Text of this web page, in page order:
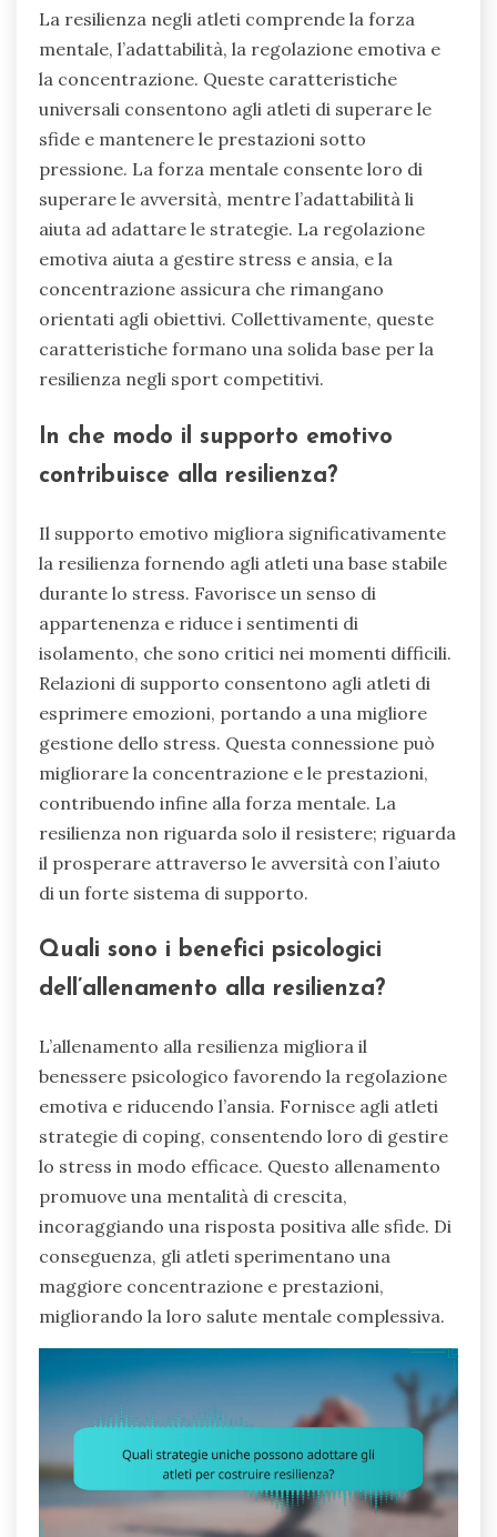
La resilienza negli atleti comprende la forza
mentale, l’adattabilità, la regolazione emotiva e
la concentrazione. Queste caratteristiche
universali consentono agli atleti di superare le
sfide e mantenere le prestazioni sotto
pressione. La forza mentale consente loro di
superare le avversità, mentre l’adattabilità li
aiuta ad adattare le strategie. La regolazione
emotiva aiuta a gestire stress e ansia, e la
concentrazione assicura che rimangano
orientati agli obiettivi. Collettivamente, queste
caratteristiche formano una solida base per la
resilienza negli sport competitivi.
In che modo il supporto emotivo
contribuisce alla resilienza?
Il supporto emotivo migliora significativamente
la resilienza fornendo agli atleti una base stabile
durante lo stress. Favorisce un senso di
appartenenza e riduce i sentimenti di
isolamento, che sono critici nei momenti difficili.
Relazioni di supporto consentono agli atleti di
esprimere emozioni, portando a una migliore
gestione dello stress. Questa connessione può
migliorare la concentrazione e le prestazioni,
contribuendo infine alla forza mentale. La
resilienza non riguarda solo il resistere; riguarda
il prosperare attraverso le avversità con l’aiuto
di un forte sistema di supporto.
Quali sono i benefici psicologici
dell’allenamento alla resilienza?
L’allenamento alla resilienza migliora il
benessere psicologico favorendo la regolazione
emotiva e riducendo l’ansia. Fornisce agli atleti
strategie di coping, consentendo loro di gestire
lo stress in modo efficace. Questo allenamento
promuove una mentalità di crescita,
incoraggiando una risposta positiva alle sfide. Di
conseguenza, gli atleti sperimentano una
maggiore concentrazione e prestazioni,
migliorando la loro salute mentale complessiva.